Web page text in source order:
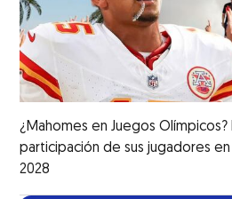
¿Mahomes en Juegos Olímpicos?
participación de sus jugadores
2028